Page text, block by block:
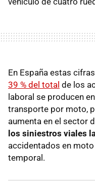
En España estas
39 % del total de los
laboral se producen
transporte por moto,
aumenta en el sector
los siniestros viales
accidentados en
temporal.